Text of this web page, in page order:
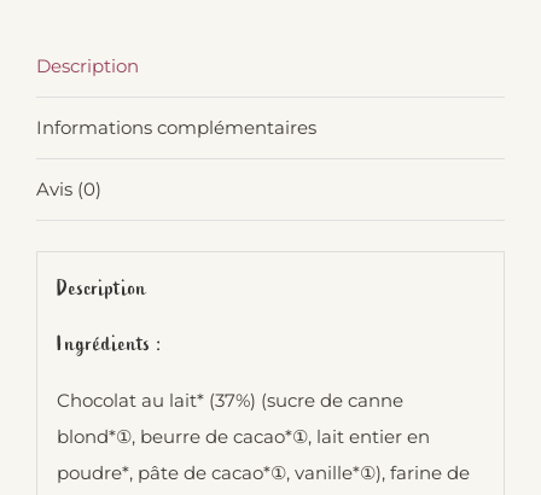
Description
Informations complémentaires
Avis (0)
Description
Ingrédients :
Chocolat au lait* (37%) (sucre de canne
blond*①, beurre de cacao*①, lait entier en
poudre*, pâte de cacao*①, vanille*①), farine de